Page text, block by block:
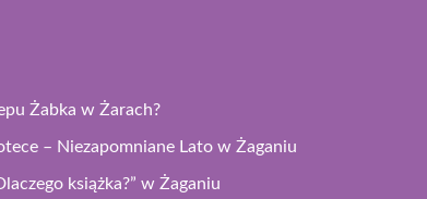
Żabka w Żarach?
– Niezapomniane Lato w Żaganiu
książka?” w Żaganiu